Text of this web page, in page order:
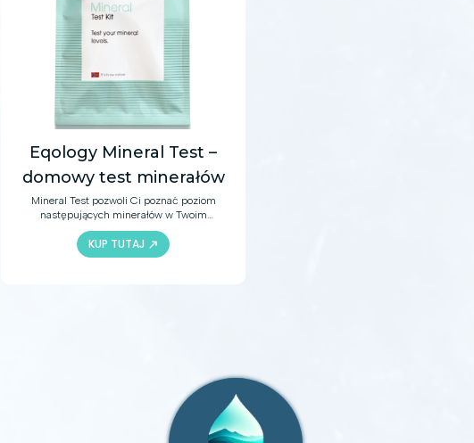
Eqology Mineral Test –
domowy test minerałów
Mineral Test pozwoli Ci poznać poziom
następujących minerałów w Twoim
organizmie: magnezu, selenu, cynku,
miedzi i jodu. Wykonawszy test, uzyskasz
istotną wiedzę pomocną w podejmowaniu
KUP TUTAJ